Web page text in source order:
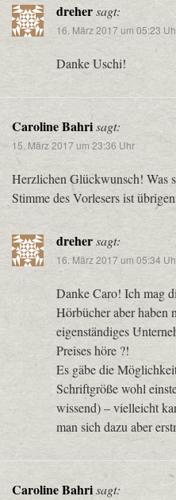
drehersagt:
16. März 2017 um 05:23
Danke Uschi!
Caroline Bahrisagt:
15. März 2017 um 23:36 Uhr
Herzlichen Glückwunsch! Was
Stimme des Vorlesers ist
drehersagt:
16. März 2017 um 05:34
Danke Caro! Ich mag
Hörbücher aber haben
eigenständiges
Preises höre ?!
Es gäbe die
Schriftgröße wohl
wissend) – vielleicht
man sich dazu aber
Caroline Bahrisagt: